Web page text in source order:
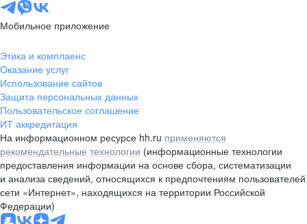
Мобильное приложение
Этика и комплаенс
Оказание услуг
Использование сайтов
Защита персональных данных
Пользовательское соглашение
ИТ аккредитация
На информационном ресурсе hh.ru применяются
рекомендательные технологии (информационные технологии
предоставления информации на основе сбора, систематизации
и анализа сведений, относящихся к предпочтениям пользователей
сети «Интернет», находящихся на территории Российской
Федерации)